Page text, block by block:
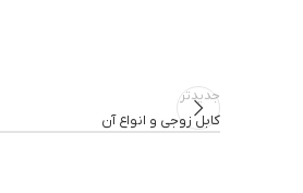
جدیدتر
کابل زوجی و انواع آن